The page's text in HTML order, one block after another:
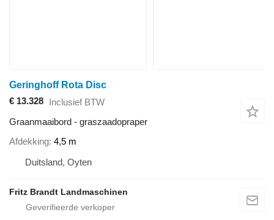
Geringhoff Rota Disc
€ 13.328 Inclusief BTW
Graanmaaibord - graszaadopraper
Afdekking 4,5 m
Duitsland, Oyten
Fritz Brandt Landmaschinen